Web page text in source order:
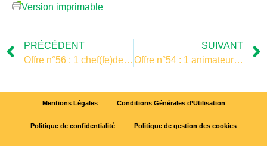
Version imprimable
PRÉCÉDENT
Offre n°56 : 1 chef(fe)de Projet Études Informatiques (H/F)
SUIVANT
Offre n°54 : 1 animateur-trice de relais assistante maternels (RAM) (H/F)
Mentions Légales Conditions Générales d’Utilisation
Politique de confidentialité Politique de gestion des cookies